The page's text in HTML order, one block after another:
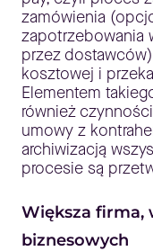
zamówienia
zapotrzebowania
przez
kosztowej i
Elementem
również
umowy z
archiwizacją
procesie są
Większa firma,
biznesowych